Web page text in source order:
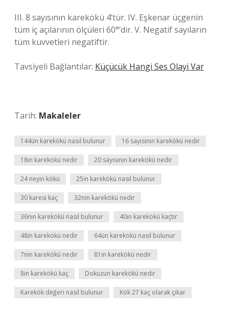
III. 8 sayısının karekökü 4’tür. IV. Eşkenar üçgenin
tüm iç açılarının ölçüleri 60°’dir. V. Negatif sayıların
tüm kuvvetleri negatiftir.
Tavsiyeli Bağlantılar: Küçücük Hangi Ses Olayi Var
Tarih: Makaleler
144ün karekökü nasıl bulunur 16 sayısının karekökü nedir
18in karekökü nedir 20 sayısının karekökü nedir
24 neyin kökü 25in karekökü nasıl bulunur
30 karesi kaç 32nin karekökü nedir
36nın karekökü nasıl bulunur 40ın karekökü kaçtır
48in karekökü nedir 64ün karekökü nasıl bulunur
7nin karekökü nedir 81in karekökü nedir
8in karekökü kaç Dokuzun karekökü nedir
Karekök değeri nasıl bulunur Kök 27 kaç olarak çıkar